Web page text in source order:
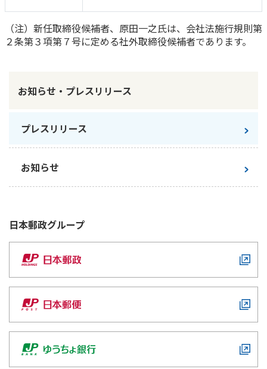
（注）新任取締役候補者、原田一之氏は、会社法施行規則第
２条第３項第７号に定める社外取締役候補者であります。
お知らせ・プレスリリース
プレスリリース
お知らせ
日本郵政グループ